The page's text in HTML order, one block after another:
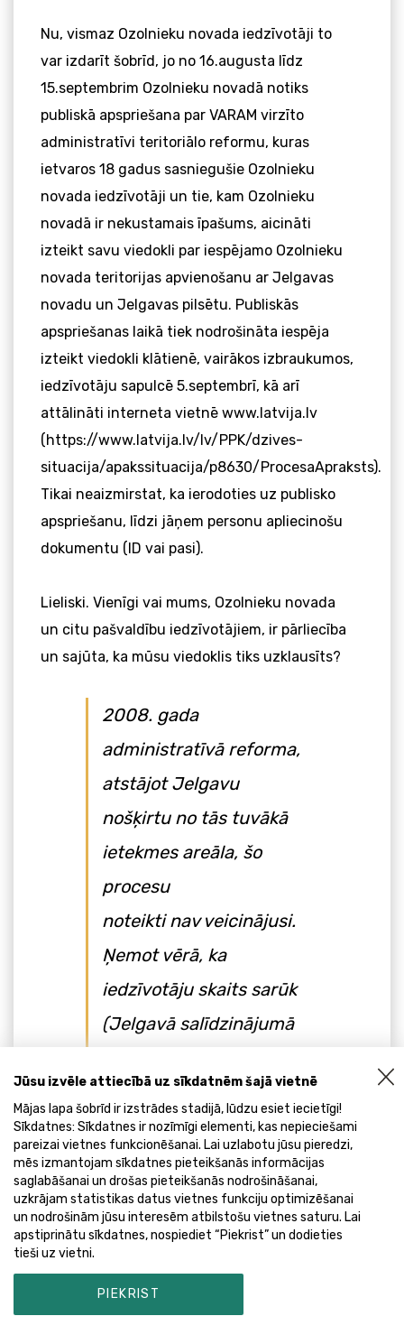
Nu, vismaz Ozolnieku novada iedzīvotāji to
var izdarīt šobrīd, jo no 16.augusta līdz
15.septembrim Ozolnieku novadā notiks
publiskā apspriešana par VARAM virzīto
administratīvi teritoriālo reformu, kuras
ietvaros 18 gadus sasniegušie Ozolnieku
novada iedzīvotāji un tie, kam Ozolnieku
novadā ir nekustamais īpašums, aicināti
izteikt savu viedokli par iespējamo Ozolnieku
novada teritorijas apvienošanu ar Jelgavas
novadu un Jelgavas pilsētu. Publiskās
apspriešanas laikā tiek nodrošināta iespēja
izteikt viedokli klātienē, vairākos izbraukumos,
iedzīvotāju sapulcē 5.septembrī, kā arī
attālināti interneta vietnē www.latvija.lv
(https://www.latvija.lv/lv/PPK/dzives-
situacija/apakssituacija/p8630/ProcesaApraksts).
Tikai neaizmirstat, ka ierodoties uz publisko
apspriešanu, līdzi jāņem personu apliecinošu
dokumentu (ID vai pasi).
Lieliski. Vienīgi vai mums, Ozolnieku novada
un citu pašvaldību iedzīvotājiem, ir pārliecība
un sajūta, ka mūsu viedoklis tiks uzklausīts?
2008. gada
administratīvā reforma,
atstājot Jelgavu
nošķirtu no tās tuvākā
ietekmes areāla, šo
procesu
noteikti nav veicinājusi.
Ņemot vērā, ka
iedzīvotāju skaits sarūk
(Jelgavā salīdzinājumā
ierobežotā budžeta
apstākļos to iespējams
panākt, tikai optimizējot
pakalpojumu iestāžu
tīklu. *VARAM
Atgriezties uz raksta sākumu
Jūsu izvēle attiecībā uz sīkdatnēm šajā vietnē
Mājas lapa šobrīd ir izstrādes stadijā, lūdzu esiet iecietīgi!
Sīkdatnes: Sīkdatnes ir nozīmīgi elementi, kas nepieciešami
pareizai vietnes funkcionēšanai. Lai uzlabotu jūsu pieredzi,
mēs izmantojam sīkdatnes pieteikšanās informācijas
saglabāšanai un drošas pieteikšanās nodrošināšanai,
uzkrājam statistikas datus vietnes funkciju optimizēšanai
un nodrošinām jūsu interesēm atbilstošu vietnes saturu. Lai
apstiprinātu sīkdatnes, nospiediet “Piekrist” un dodieties
tieši uz vietni.
PIEKRIST